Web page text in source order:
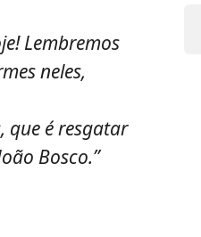
Lembremos
neles,
que é resgatar
Bosco.”